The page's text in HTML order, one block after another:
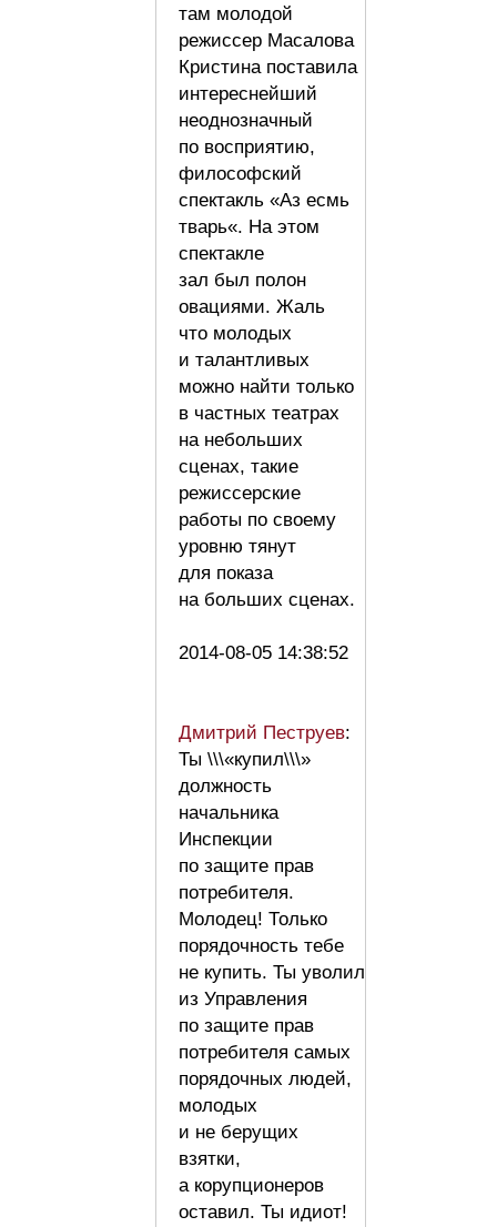
там молодой
режиссер Масалова
Кристина поставила
интереснейший
неоднозначный
по восприятию,
философский
спектакль «Аз есмь
тварь«. На этом
спектакле
зал был полон
овациями. Жаль
что молодых
и талантливых
можно найти только
в частных театрах
на небольших
сценах, такие
режиссерские
работы по своему
уровню тянут
для показа
на больших сценах.
2014-08-05 14:38:52
Дмитрий Пеструев:
Ты \\\«купил\\\»
должность
начальника
Инспекции
по защите прав
потребителя.
Молодец! Только
порядочность тебе
не купить. Ты уволил
из Управления
по защите прав
потребителя самых
порядочных людей,
молодых
и не берущих
взятки,
а корупционеров
оставил. Ты идиот!